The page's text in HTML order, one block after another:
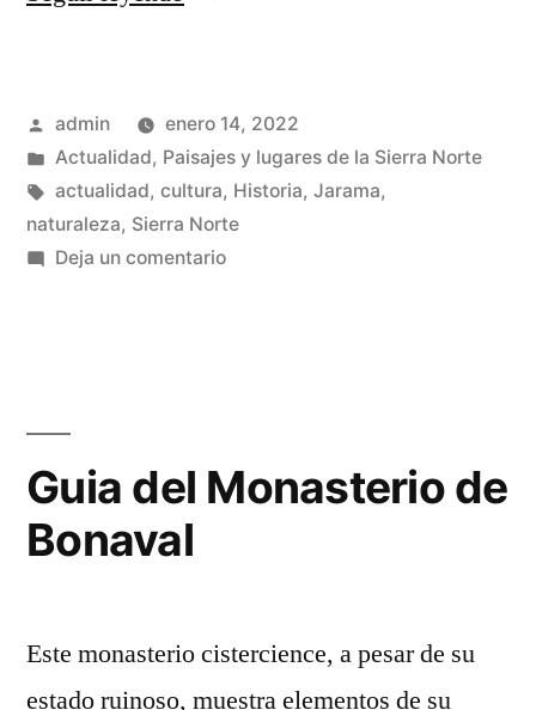
del
Monasterio
de
Bonaval
Publicado
por
admin
enero 14, 2022
Publicado
en
Actualidad, Paisajes y lugares de la Sierra Norte
Etiquetas:
actualidad, cultura, Historia, Jarama,
naturaleza, Sierra Norte
Deja un comentarioen
Bonaval
Guia del Monasterio de
Bonaval
Este monasterio cistercience, a pesar de su
estado ruinoso, muestra elementos de su